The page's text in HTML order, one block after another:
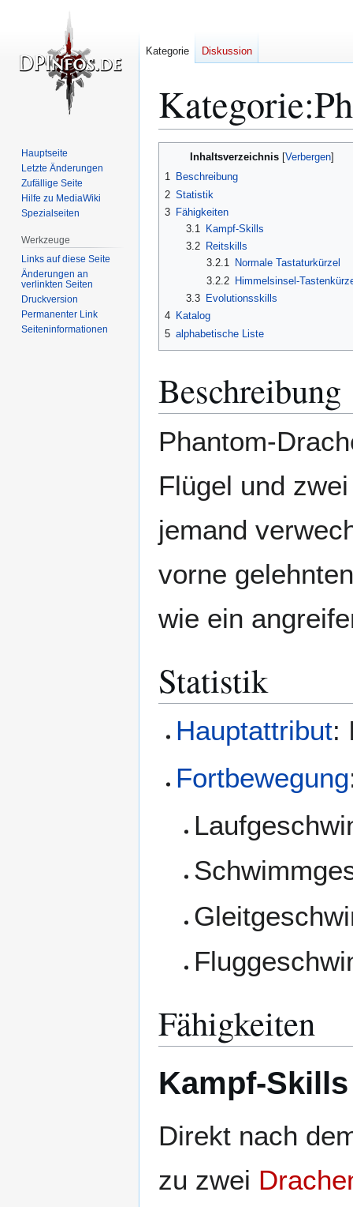
Kategorie:
Inhaltsverzeichnis
1 Beschreibung
2 Statistik
3 Fähigkeiten
3.1
Kampf-Skills
3.2
Reitskills
3.2.1 Normale Tastaturkürzel
3.2.2 Himmelsinsel-
3.3
Evolutionsskills
4 Katalog
5 alphabetische Liste
Beschreibung
Phantom-
Flügel und
jemand
vorne
wie ein
Statistik
Hauptattribut:
Fortbewegung
Fähigkeiten
Kampf-Skills
Direkt nach
zu zwei
Kategorie Diskussion
Hauptseite
Letzte Änderungen
Zufällige Seite
Hilfe zu MediaWiki
Spezialseiten
Werkzeuge
Links auf diese Seite
Änderungen an
verlinkten Seiten
Druckversion
Permanenter Link
Seiten­­informationen